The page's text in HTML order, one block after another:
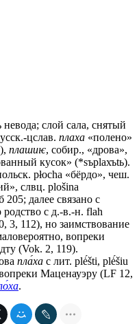
невода; слой сала, снятый
цслав. плаха «полено»
плашиѥ, собир., «дрова»,
кусок» (*sърlахъtь).
рłосhа «бёрдо», чеш.
слвц. plošina
далее связано с
с д.-в.-н. flah
112), но заимствование
вопреки
(Vok. 2, 119).
пла́ха с лит. plė́šti, plė́šiu
Маценауэру (LF 12,
.